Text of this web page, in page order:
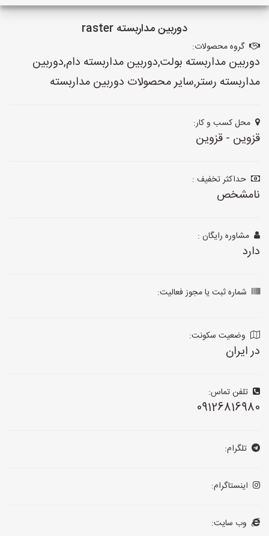
دوربین مداربسته raster
گروه محصولات:
دوربین مداربسته بولت,دوربین مداربسته دام,دوربین
مداربسته رستر,سایر محصولات دوربین مداربسته
محل کسب و کار:
قزوین - قزوین
حداکثر تخفیف :
نامشخص
مشاوره رایگان :
دارد
شماره ثبت یا مجوز فعالیت:
وضعیت سکونت:
در ایران
تلفن تماس:
09126816980
تلگرام:
اینستاگرام:
وب سایت: